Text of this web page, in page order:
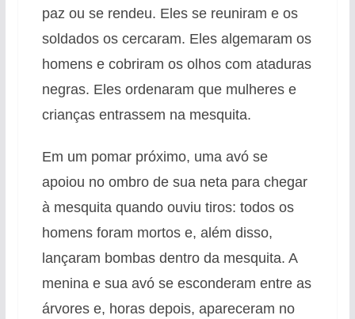
paz ou se rendeu. Eles se reuniram e os
soldados os cercaram. Eles algemaram os
homens e cobriram os olhos com ataduras
negras. Eles ordenaram que mulheres e
crianças entrassem na mesquita.
Em um pomar próximo, uma avó se
apoiou no ombro de sua neta para chegar
à mesquita quando ouviu tiros: todos os
homens foram mortos e, além disso,
lançaram bombas dentro da mesquita. A
menina e sua avó se esconderam entre as
árvores e, horas depois, apareceram no